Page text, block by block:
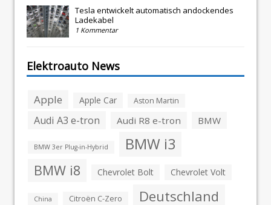
Tesla entwickelt automatisch andockendes
Ladekabel
1 Kommentar
Elektroauto News
Apple Apple Car Aston Martin
Audi A3 e-tron Audi R8 e-tron BMW
BMW 3er Plug-in-Hybrid BMW i3
BMW i8 Chevrolet Bolt Chevrolet Volt
China Citroën C-Zero Deutschland